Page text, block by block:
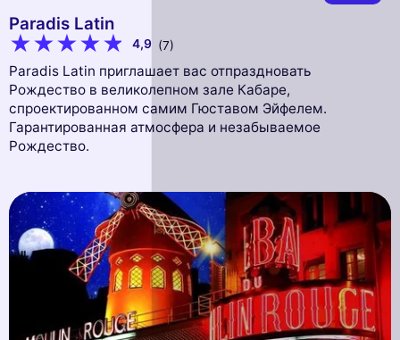
Paradis Latin
4,9 (7)
Paradis Latin приглашает вас отпраздновать
Рождество в великолепном зале Кабаре,
спроектированном самим Гюставом Эйфелем.
Гарантированная атмосфера и незабываемое
Рождество.